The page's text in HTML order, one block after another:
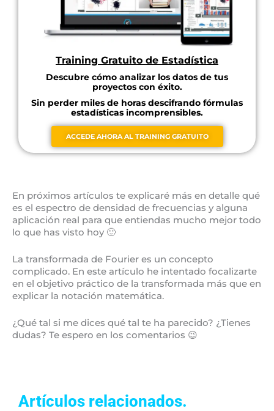
Training Gratuito de Estadística
Descubre cómo analizar los datos de tus
proyectos con éxito.
Sin perder miles de horas descifrando fórmulas
estadísticas incomprensibles.
ACCEDE AHORA AL TRAINING GRATUITO
En próximos artículos te explicaré más en detalle qué
es el espectro de densidad de frecuencias y alguna
aplicación real para que entiendas mucho mejor todo
lo que has visto hoy 🙂
La transformada de Fourier es un concepto
complicado. En este artículo he intentado focalizarte
en el objetivo práctico de la transformada más que en
explicar la notación matemática.
¿Qué tal si me dices qué tal te ha parecido? ¿Tienes
dudas? Te espero en los comentarios 😉
Artículos relacionados.